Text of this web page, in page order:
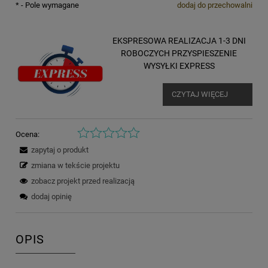
dodaj do przechowalni
* - Pole wymagane
EKSPRESOWA REALIZACJA 1-3 DNI
ROBOCZYCH PRZYSPIESZENIE
WYSYŁKI EXPRESS
CZYTAJ WIĘCEJ
Ocena:
zapytaj o produkt
zmiana w tekście projektu
zobacz projekt przed realizacją
dodaj opinię
OPIS